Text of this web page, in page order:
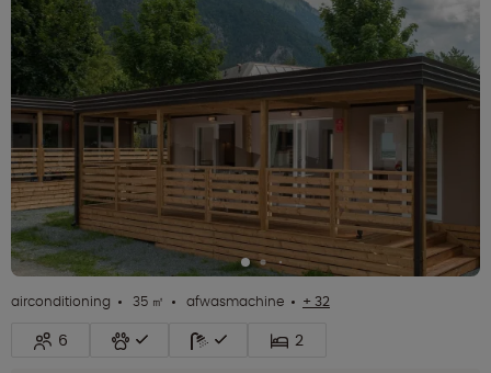
airconditioning 35 ㎡ afwasmachine + 32
6 2